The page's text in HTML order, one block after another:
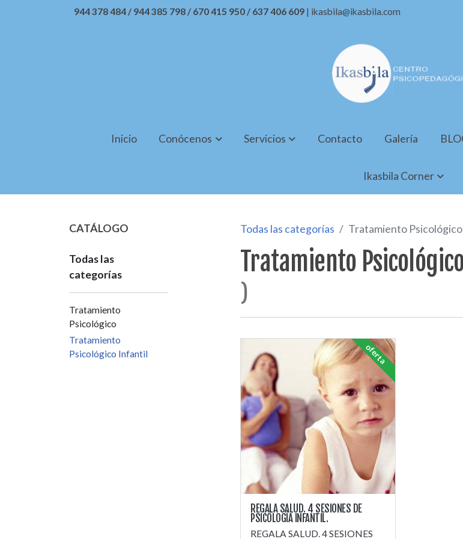
944 378 484 / 944 385 798 / 670 415 950 / 637 406 609 | ikasbila@ikasbila.com
Inicio Conócenos Servicios Contacto Galería
Ikasbila Corner
CATÁLOGO
Todas las
categorías
Tratamiento
Psicológico
Tratamiento
Psicológico Infantil
Todas las categorías Tratamiento
Tratamiento
)
REGALA SALUD. 4 SESIONES DE
PSICOLOGÍA INFANTIL.
REGALA SALUD. 4 SESIONES
oferta